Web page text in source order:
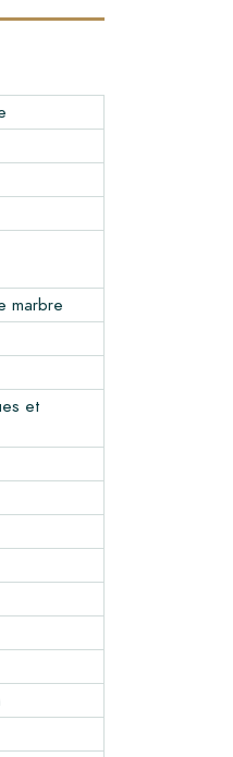
marbre
et